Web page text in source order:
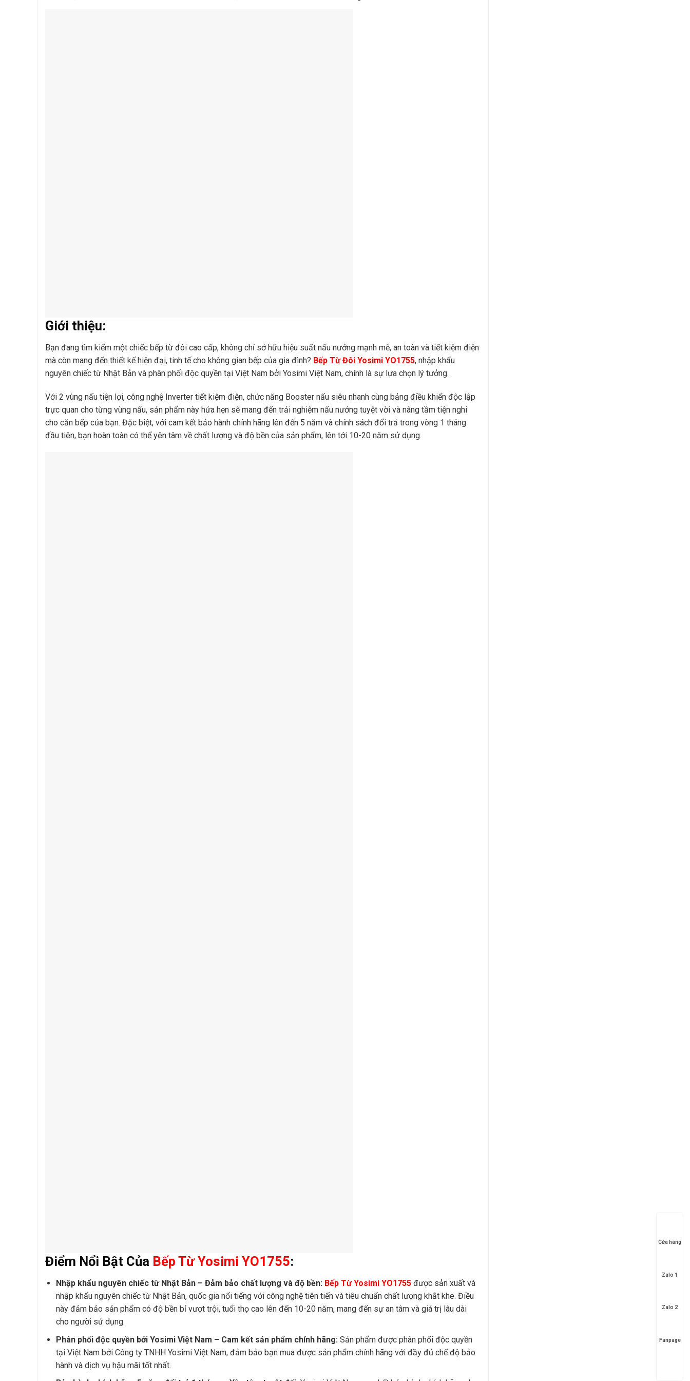
Giới thiệu:
Bạn đang tìm kiếm một chiếc bếp từ đôi cao cấp, không chỉ sở hữu hiệu suất nấu nướng mạnh mẽ, an toàn và tiết kiệm điện
mà còn mang đến thiết kế hiện đại, tinh tế cho không gian bếp của gia đình? Bếp Từ Đôi Yosimi YO1755, nhập khẩu
nguyên chiếc từ Nhật Bản và phân phối độc quyền tại Việt Nam bởi Yosimi Việt Nam, chính là sự lựa chọn lý tưởng.
Với 2 vùng nấu tiện lợi, công nghệ Inverter tiết kiệm điện, chức năng Booster nấu siêu nhanh cùng bảng điều khiển độc lập
trực quan cho từng vùng nấu, sản phẩm này hứa hẹn sẽ mang đến trải nghiệm nấu nướng tuyệt vời và nâng tầm tiện nghi
cho căn bếp của bạn. Đặc biệt, với cam kết bảo hành chính hãng lên đến 5 năm và chính sách đổi trả trong vòng 1 tháng
đầu tiên, bạn hoàn toàn có thể yên tâm về chất lượng và độ bền của sản phẩm, lên tới 10-20 năm sử dụng.
Điểm Nổi Bật Của Bếp Từ Yosimi YO1755:
Nhập khẩu nguyên chiếc từ Nhật Bản – Đảm bảo chất lượng và độ bền: Bếp Từ Yosimi YO1755được sản xuất và
nhập khẩu nguyên chiếc từ Nhật Bản, quốc gia nổi tiếng với công nghệ tiên tiến và tiêu chuẩn chất lượng khắt khe. Điều
này đảm bảo sản phẩm có độ bền bỉ vượt trội, tuổi thọ cao lên đến 10-20 năm, mang đến sự an tâm và giá trị lâu dài
cho người sử dụng.
Phân phối độc quyền bởi Yosimi Việt Nam – Cam kết sản phẩm chính hãng: Sản phẩm được phân phối độc quyền
tại Việt Nam bởi Công ty TNHH Yosimi Việt Nam, đảm bảo bạn mua được sản phẩm chính hãng với đầy đủ chế độ bảo
hành và dịch vụ hậu mãi tốt nhất.
Cửa hàng
Zalo 1
Zalo 2
Fanpage